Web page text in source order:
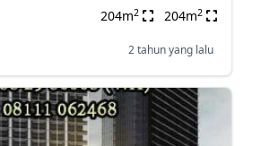
204m2 204m2
2 tahun yang lalu